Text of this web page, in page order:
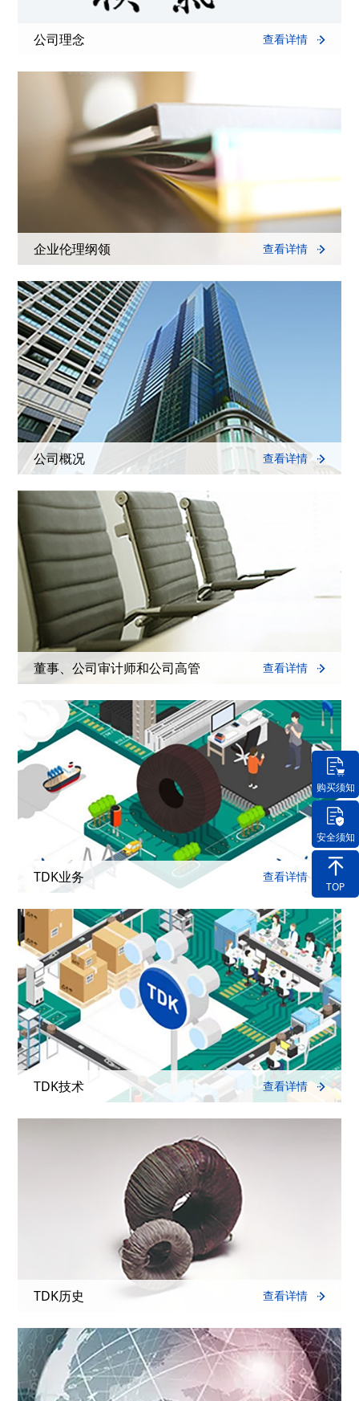
公司理念 查看详情
企业伦理纲领 查看详情
公司概况 查看详情
董事、公司审计师和公司高管 查看详情
TDK业务 查看详情
TDK技术 查看详情
TDK历史 查看详情
购买须知
安全须知
TOP